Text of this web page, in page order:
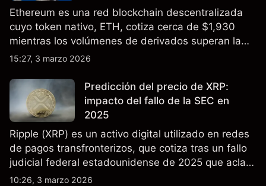
Ethereum es una red blockchain descentralizada
cuyo token nativo, ETH, cotiza cerca de $1,930
mientras los volúmenes de derivados superan la
actividad spot y los ETF spot de Ethereum registran
pasado no es un indicador fiable de resultados
futuros.
15:27, 3 marzo 2026
Predicción del precio de XRP:
impacto del fallo de la SEC en
2025
Ripple (XRP) es un activo digital utilizado en redes
de pagos transfronterizos, que cotiza tras un fallo
judicial federal estadounidense de 2025 que aclaró
que las ventas minoristas de XRP en exchanges
10:26, 3 marzo 2026